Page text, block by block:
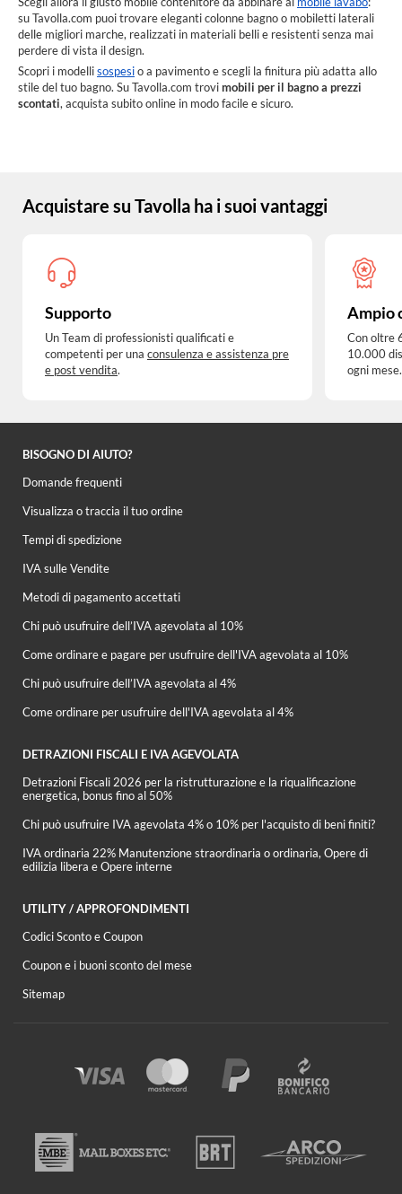
su Tavolla.com puoi trovare eleganti colonne bagno o mobiletti laterali
delle migliori marche, realizzati in materiali belli e resistenti senza mai
perdere di vista il design.
Scopri i modellisospesio a pavimento e scegli la finitura più adatta allo
stile del tuo bagno. Su Tavolla.com trovimobili per il bagno a prezzi
scontati, acquista subito online in modo facile e sicuro.
Acquistare su Tavolla ha i suoi vantaggi
Supporto
Un Team di professionisti qualificati e
competenti per una consulenza e assistenza pre
e post vendita.
Ampio
Con oltre
10.000
ogni mese.
BISOGNO DI AIUTO?
Domande frequenti
Visualizza o traccia il tuo ordine
Tempi di spedizione
IVA sulle Vendite
Metodi di pagamento accettati
Chi può usufruire dell’IVA agevolata al 10%
Come ordinare e pagare per usufruire dell'IVA agevolata al 10%
Chi può usufruire dell’IVA agevolata al 4%
Come ordinare per usufruire dell'IVA agevolata al 4%
DETRAZIONI FISCALI E IVA AGEVOLATA
Detrazioni Fiscali 2026 per la ristrutturazione e la riqualificazione
energetica, bonus fino al 50%
Chi può usufruire IVA agevolata 4% o 10% per l'acquisto di beni finiti?
IVA ordinaria 22% Manutenzione straordinaria o ordinaria, Opere di
edilizia libera e Opere interne
UTILITY / APPROFONDIMENTI
Codici Sconto e Coupon
Coupon e i buoni sconto del mese
Sitemap